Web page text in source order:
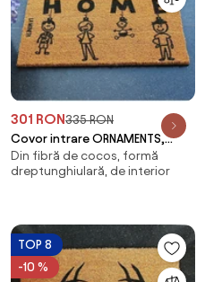
301 RON335 RON
Covor intrare ORNAMENTS,
40x70 cm, forma
dreptunghiulara, fibre de coc
Din fibră de cocos, formă
dreptunghiulară, de interior
TOP 8
-10 %